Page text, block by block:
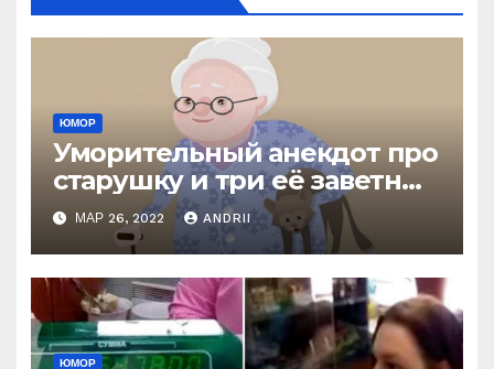
ЮМОР
Уморительный анекдот про
старушку и три её заветных
желания
МАР 26, 2022 ANDRII
ЮМОР